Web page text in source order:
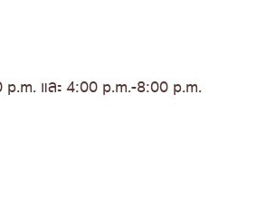
และ 4:00 p.m.-8:00 p.m.